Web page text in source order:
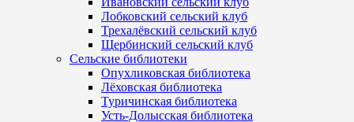
Лобковский сельский клуб
Трехалёвский сельский клуб
Щербинский сельский клуб
Сельские библиотеки
Опухликовская библиотека
Лёховская библиотека
Туричинская библиотека
Усть-Долысская библиотека